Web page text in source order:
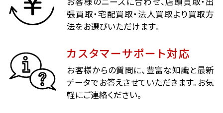
張買取・宅配買取・法人買取より買取方
法をお選びいただけます。
カスタマーサポート対応
お客様からの質問に、豊富な知識と最新
データでお答えさせていただきます。お気
軽にご連絡ください。